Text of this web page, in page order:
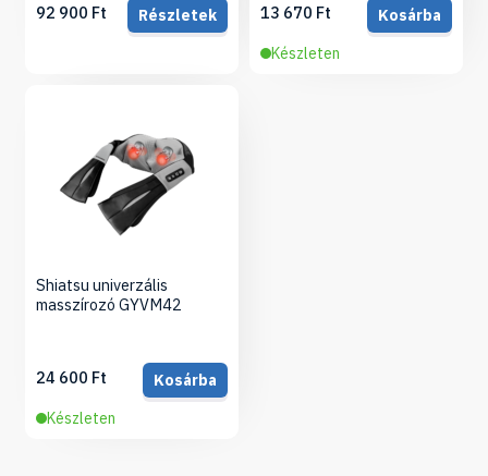
92 900 Ft Részletek 13 670 Ft
Kosárba
Készleten
Shiatsu univerzális
masszírozó GYVM42
24 600 Ft
Kosárba
Készleten